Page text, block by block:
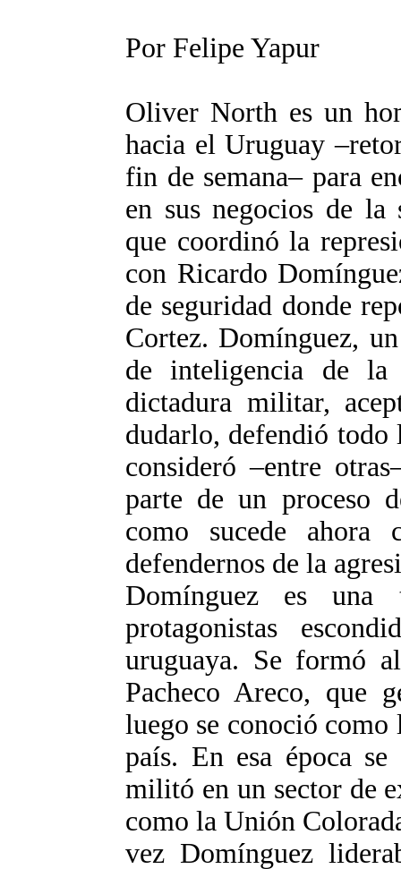
Por Felipe Yapur
Oliver North es un
hacia el Uruguay
fin de semana– para
en sus negocios de
que coordinó la
con Ricardo
de seguridad donde
Cortez. Domínguez,
de inteligencia de la
dictadura militar,
dudarlo, defendió todo
consideró –entre
parte de un proceso
como sucede ahora
defendernos de la
Domínguez es una
protagonistas
uruguaya. Se formó
Pacheco Areco, que
luego se conoció
país. En esa época
militó en un sector de
como la Unión
vez Domínguez